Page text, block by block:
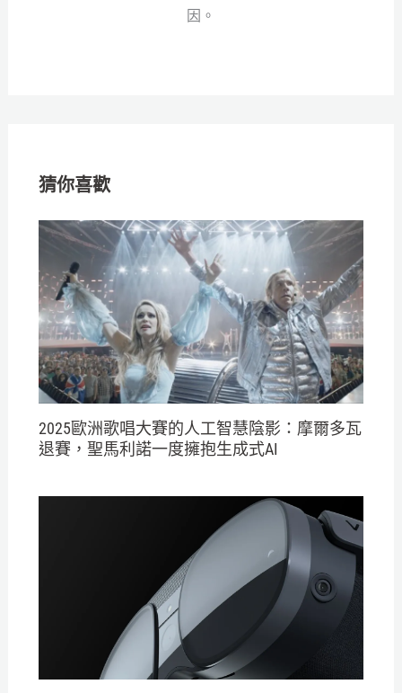
因。
猜你喜歡
2025歐洲歌唱大賽的人工智慧陰影：摩爾多瓦
退賽，聖馬利諾一度擁抱生成式AI